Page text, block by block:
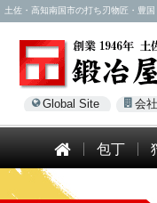
土佐・高知南国市の打ち刃物匠・豊
Global Site 会
包丁